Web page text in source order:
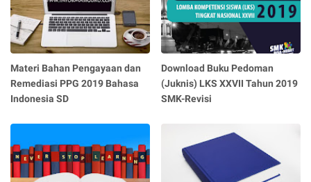
Materi Bahan Pengayaan dan
Remediasi PPG 2019 Bahasa
Indonesia SD
Download Buku Pedoman
(Juknis) LKS XXVII Tahun 2019
SMK-Revisi